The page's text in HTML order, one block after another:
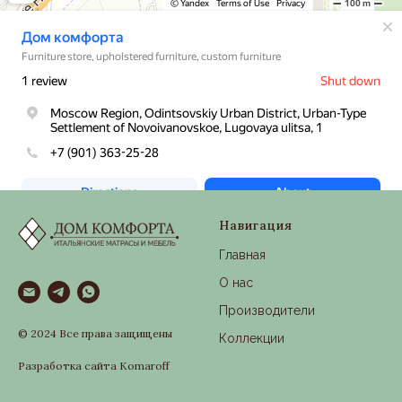
© 2024 Все права защищены
Разработка сайта Komaroff
Навигация
Главная
О нас
Производители
Коллекции